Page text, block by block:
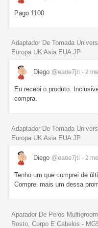
Pago 1100
Adaptador De Tomada
Europa UK Asia EUA JP
Diego @eaoe7jti - 2
Eu recebi o produto.
compra.
Adaptador De Tomada
Europa UK Asia EUA JP
Diego @eaoe7jti - 2
Tenho um que comprei de
Comprei mais um dessa
Aparador De Pelos
Rosto, Corpo E Cabelos -